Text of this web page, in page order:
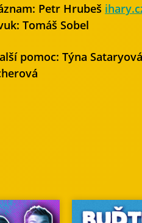
Petr Hrubeš
Tomáš Sobel
pomoc: Týna